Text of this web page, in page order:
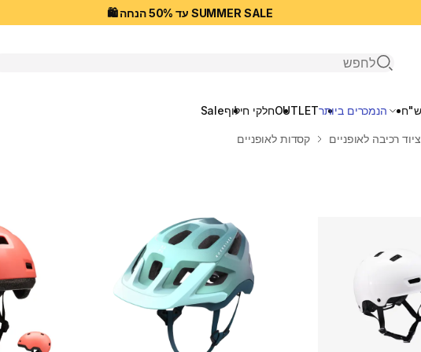
SUMMER SALE עד 50% הנחה 🛍️
פתיחת חיפוש
הנמכרים ביותרOUTLETחלקי חילוףSale
ציוד רכיבה לאופניים קסדות לאופניים